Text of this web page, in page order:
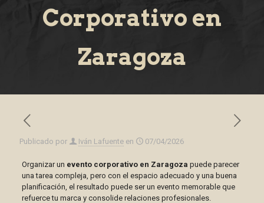
Corporativo en
Zaragoza
Publicado por Iván Lafuente en 07/04/2026
Organizar un evento corporativo en Zaragoza puede parecer
una tarea compleja, pero con el espacio adecuado y una buena
planificación, el resultado puede ser un evento memorable que
refuerce tu marca y consolide relaciones profesionales.